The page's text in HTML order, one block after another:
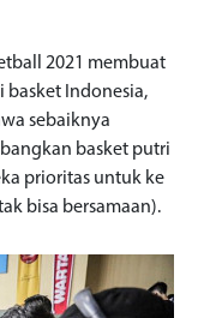
2021 membuat
basket Indonesia,
sebaiknya
basket putri
prioritas untuk ke
bisa bersamaan).